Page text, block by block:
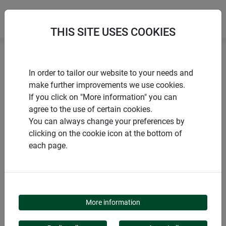
Accueil
Accessoires pour voiles d’ombrage coulissants
Élément de tension
PRODUITS
ÉLÉMENT DE TENSION
THIS SITE USES COOKIES
In order to tailor our website to your needs and
make further improvements we use cookies.
If you click on "More information" you can
agree to the use of certain cookies.
You can always change your preferences by
clicking on the cookie icon at the bottom of
each page.
More information